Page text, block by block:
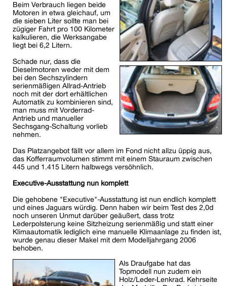
Beim Verbrauch liegen beide
Motoren in etwa gleichauf, um
die sieben Liter sollte man bei
zügiger Fahrt pro 100 Kilometer
kalkulieren, die Werksangabe
liegt bei 6,2 Litern.
Schade nur, dass die
Dieselmotoren weder mit dem
bei den Sechszylindern
serienmäßigen Allrad-Antrieb
noch mit der dort erhältlichen
Automatik zu kombinieren sind,
man muss mit Vorderrad-
Antrieb und manueller
Sechsgang-Schaltung vorlieb
nehmen.
Das Platzangebot fällt vor allem im Fond nicht allzu üppig aus,
das Kofferraumvolumen stimmt mit einem Stauraum zwischen
445 und 1.415 Litern halbwegs versöhnlich.
Executive-Ausstattung nun komplett
Die gehobene "Executive"-Ausstattung ist nun endlich komplett
und eines Jaguars würdig. Denn haben wir beim Test des 2,0d
noch unseren Unmut darüber geäußert, dass trotz
Lederpolsterung keine Sitzheizung serienmäßig und statt einer
Klimaautomatik lediglich eine manuelle Klimaanlage zu finden ist,
wurde genau dieser Makel mit dem Modelljahrgang 2006
behoben.
Als Draufgabe hat das
Topmodell nun zudem ein
Holz/Leder-Lenkrad. Kehrseite